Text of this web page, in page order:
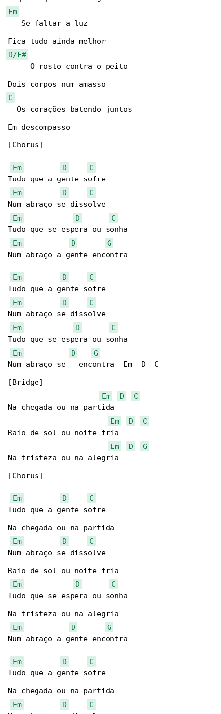
Em
   Se faltar a luz
D/F#
     O rosto contra o peito
C
  Os corações batendo juntos
Em descompasso
[Chorus]
Em D
C
Tudo que a gente sofre
Em
D
C
Num abraço se dissolve
Em
D
C
Tudo que se espera ou sonha
Em
D
G
Num abraço a gente encontra
Em D
C
Tudo que a gente sofre
Em
D
C
Num abraço se dissolve
Em
D
C
Tudo que se espera ou sonha
Em
D
G
Num abraço se   encontra  Em  D  C
[Bridge]
Em
D
C
Na chegada ou na partida
Em
D
C
Raio de sol ou noite fria
Em
D
G
Na tristeza ou na alegria
[Chorus]
Em D
C
Tudo que a gente sofre
Na chegada ou na partida
Em
D
C
Num abraço se dissolve
Raio de sol ou noite fria
Em
D
C
Tudo que se espera ou sonha
Na tristeza ou na alegria
Em
D
G
Num abraço a gente encontra
Em D
C
Tudo que a gente sofre
Na chegada ou na partida
Em
D
C